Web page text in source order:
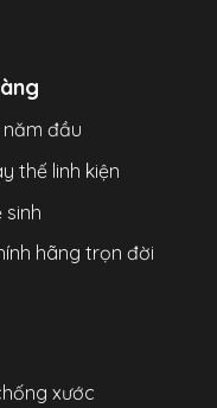
đầu
thế linh kiện
sinh
hãng trọn đời
xước